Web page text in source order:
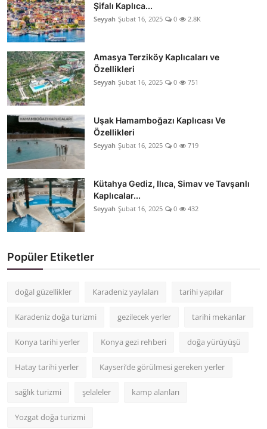
Şifalı Kaplıca...
Seyyah Şubat 16, 2025 0 2.8K
Amasya Terziköy Kaplıcaları ve
Özellikleri
Seyyah Şubat 16, 2025 0 751
Uşak Hamamboğazı Kaplıcası Ve
Özellikleri
Seyyah Şubat 16, 2025 0 719
Kütahya Gediz, Ilıca, Simav ve Tavşanlı
Kaplıcalar...
Seyyah Şubat 16, 2025 0 432
Popüler Etiketler
doğal güzellikler Karadeniz yaylaları tarihi yapılar
Karadeniz doğa turizmi gezilecek yerler tarihi mekanlar
Konya tarihi yerler Konya gezi rehberi doğa yürüyüşü
Hatay tarihi yerler Kayseri’de görülmesi gereken yerler
sağlık turizmi şelaleler kamp alanları
Yozgat doğa turizmi